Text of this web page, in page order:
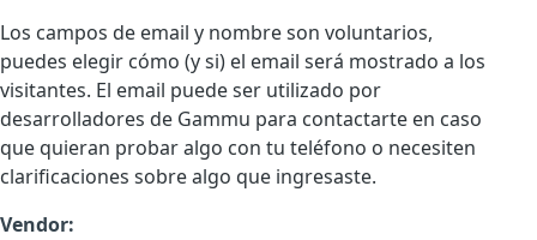
Los campos de email y nombre son voluntarios,
puedes elegir cómo (y si) el email será mostrado a los
visitantes. El email puede ser utilizado por
desarrolladores de Gammu para contactarte en caso
que quieran probar algo con tu teléfono o necesiten
clarificaciones sobre algo que ingresaste.
Vendor: